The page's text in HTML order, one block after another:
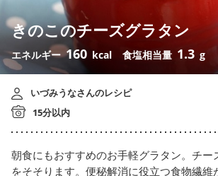
きのこのチーズグラタン
エネルギー160 kcal 食塩相当量 1.3 g
いづみうなさんのレシピ
15分以内
朝食にもおすすめのお手軽グラタン。チー
をそそります。便秘解消に役立つ食物繊維